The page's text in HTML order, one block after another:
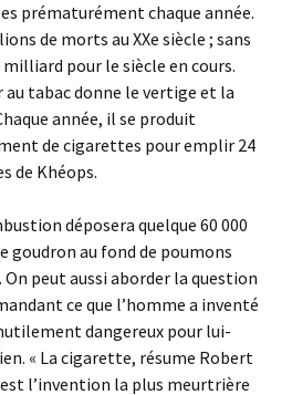
prématurément chaque année.
de morts au XXe siècle ; sans
pour le siècle en cours.
au tabac donne le vertige et la
année, il se produit
de cigarettes pour emplir 24
de Khéops.
déposera quelque 60 000
goudron au fond de poumons
On peut aussi aborder la question
ce que l’homme a inventé
dangereux pour lui-
« La cigarette, résume Robert
l’invention la plus meurtrière